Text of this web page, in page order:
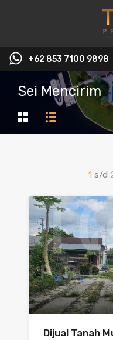
+62 853 7100 9898‬
Sei Mencirim
1 s/d
Dijual Tanah